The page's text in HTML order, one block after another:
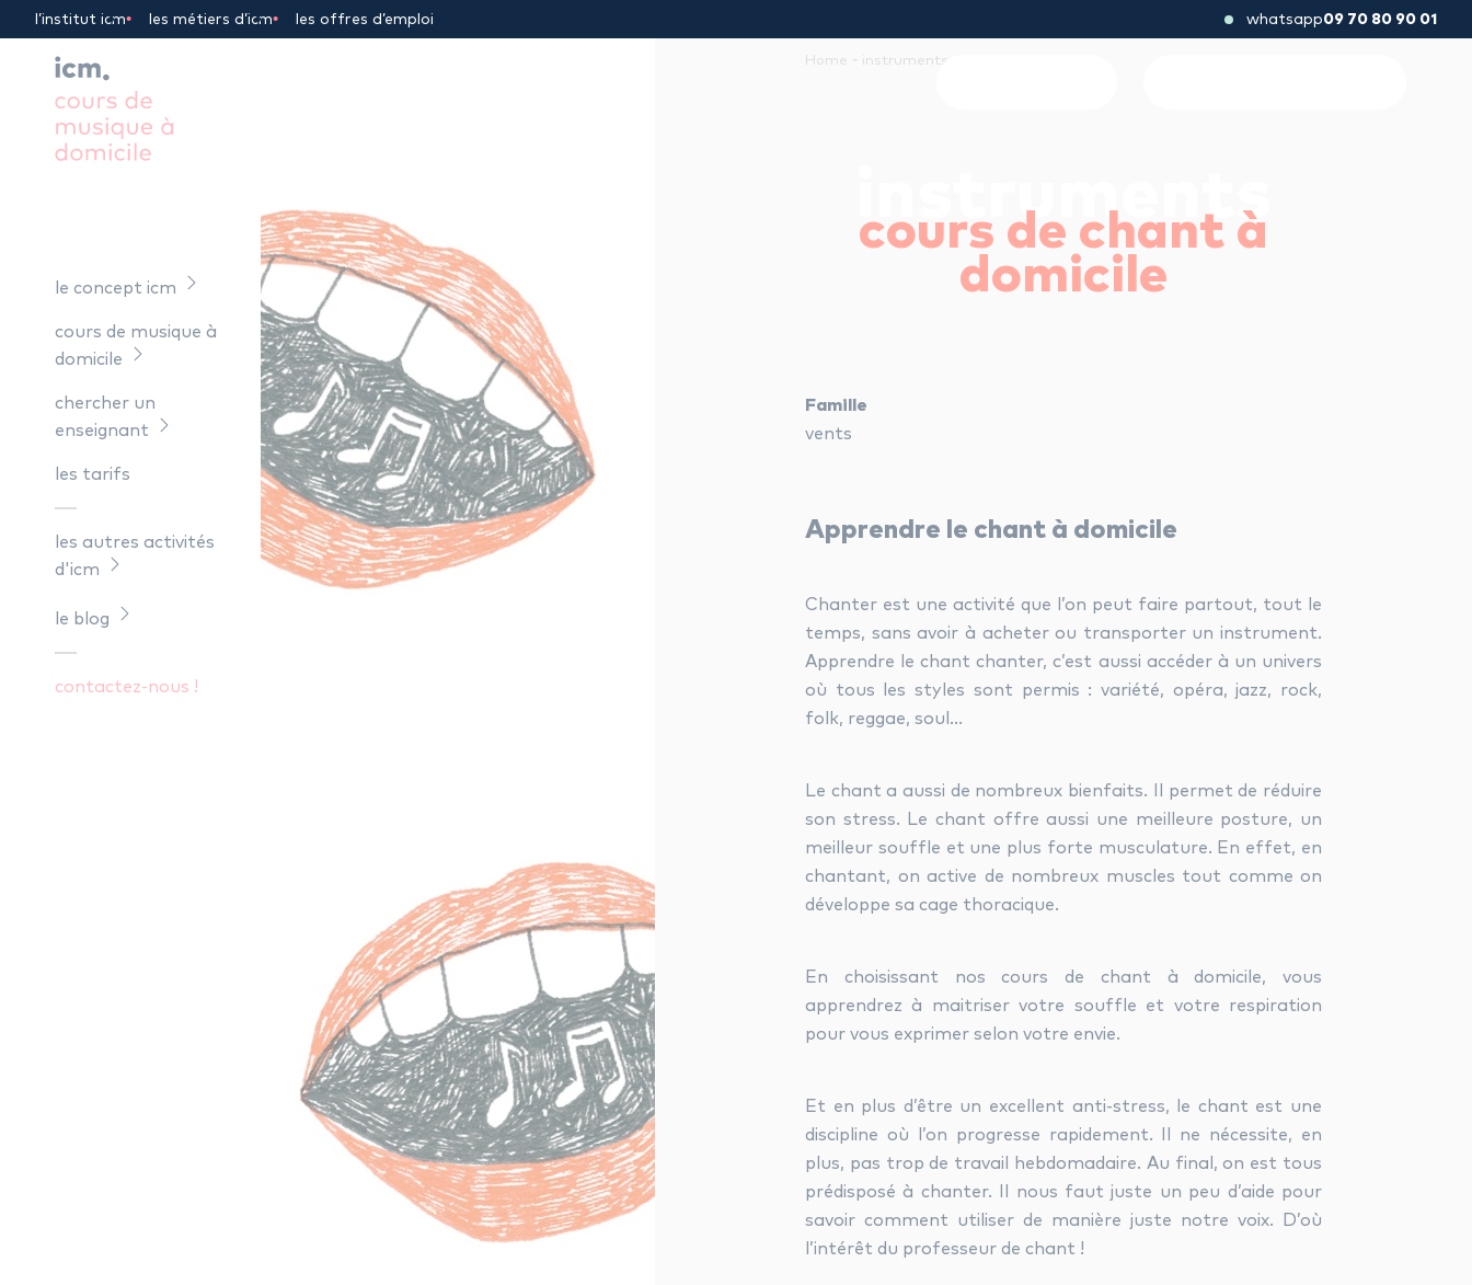
l’institut icm les métiers d’icm les offres d’emploi whatsapp09 70 80 90 01
le concept icm
cours de musique à
domicile
chercher un
enseignant
les tarifs
les autres activités
d'icm
le blog
contactez-nous !
Home - instruments
instruments
cours de chant à
domicile
Famille
vents
Apprendre le chant à domicile
Chanter est une activité que l’on peut faire partout, tout le
temps, sans avoir à acheter ou transporter un instrument.
Apprendre le chant chanter, c’est aussi accéder à un univers
où tous les styles sont permis : variété, opéra, jazz, rock,
folk, reggae, soul…
Le chant a aussi de nombreux bienfaits. Il permet de réduire
son stress. Le chant offre aussi une meilleure posture, un
meilleur souffle et une plus forte musculature. En effet, en
chantant, on active de nombreux muscles tout comme on
développe sa cage thoracique.
En choisissant nos cours de chant à domicile, vous
apprendrez à maitriser votre souffle et votre respiration
pour vous exprimer selon votre envie.
Et en plus d’être un excellent anti-stress, le chant est une
discipline où l’on progresse rapidement. Il ne nécessite, en
plus, pas trop de travail hebdomadaire. Au final, on est tous
prédisposé à chanter. Il nous faut juste un peu d’aide pour
savoir comment utiliser de manière juste notre voix. D’où
l’intérêt du professeur de chant !
Panneau de gestion des cookies